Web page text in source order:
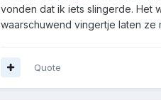
vonden dat ik iets slingerde. Het
waarschuwend vingertje laten ze
Quote